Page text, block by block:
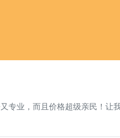
业，而且价格超级亲民！让